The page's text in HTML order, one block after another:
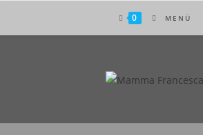
0 MENÜ